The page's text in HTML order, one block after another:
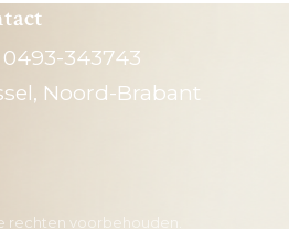
0493-343743
Noord-Brabant
rechten voorbehouden.